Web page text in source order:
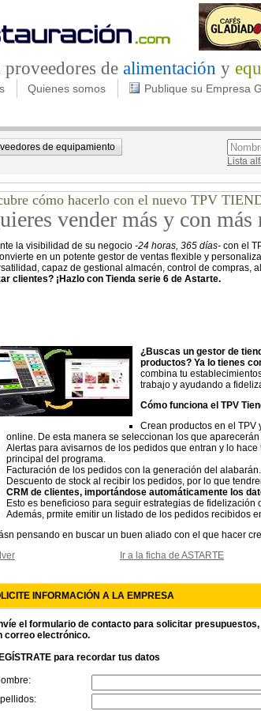
de alimentación y
Quienes somos Publique su Empresa
de equipamiento
Lista
cómo hacerlo con el nuevo TPV
vender más y con
la visibilidad de su negocio -24 horas, 365 días- con el
en un potente gestor de ventas flexible y
capaz de gestional almacén, control de compras,
clientes? ¡Hazlo con Tienda serie 6 de Astarte.
¿Buscas un gestor de
productos? Ya lo tienes
combina tu
trabajo y ayudando a
Cómo funciona el TPV
Crean productos en el TPV
online. De esta manera se seleccionan los que
Alertas para avisarnos de los pedidos que entran y lo
principal del programa.
Facturación de los pedidos con la generación del alabarán.
Descuento de stock al recibir los pedidos, por lo que
CRM de clientes, importándose automáticamente los
Esto es beneficioso para seguir estrategias de fidelización
Además, prmite emitir un listado de los pedidos recibidos
pensando en buscar un buen aliado con el que hacer
Ir a la ficha de ASTARTE
INFORMACIÓN A LA EMPRESA
el formulario de contacto para solicitar
correo electrónico.
para recordar tus datos